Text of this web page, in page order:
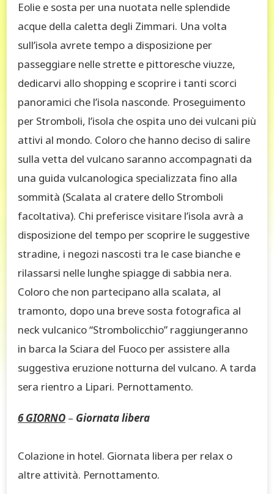
Eolie e sosta per una nuotata nelle splendide
acque della caletta degli Zimmari. Una volta
sull’isola avrete tempo a disposizione per
passeggiare nelle strette e pittoresche viuzze,
dedicarvi allo shopping e scoprire i tanti scorci
panoramici che l’isola nasconde. Proseguimento
per Stromboli, l’isola che ospita uno dei vulcani più
attivi al mondo. Coloro che hanno deciso di salire
sulla vetta del vulcano saranno accompagnati da
una guida vulcanologica specializzata fino alla
sommità (Scalata al cratere dello Stromboli
facoltativa). Chi preferisce visitare l’isola avrà a
disposizione del tempo per scoprire le suggestive
stradine, i negozi nascosti tra le case bianche e
rilassarsi nelle lunghe spiagge di sabbia nera.
Coloro che non partecipano alla scalata, al
tramonto, dopo una breve sosta fotografica al
neck vulcanico “Strombolicchio” raggiungeranno
in barca la Sciara del Fuoco per assistere alla
suggestiva eruzione notturna del vulcano. A tarda
sera rientro a Lipari. Pernottamento.
6 GIORNO – Giornata libera
Colazione in hotel. Giornata libera per relax o
altre attività. Pernottamento.